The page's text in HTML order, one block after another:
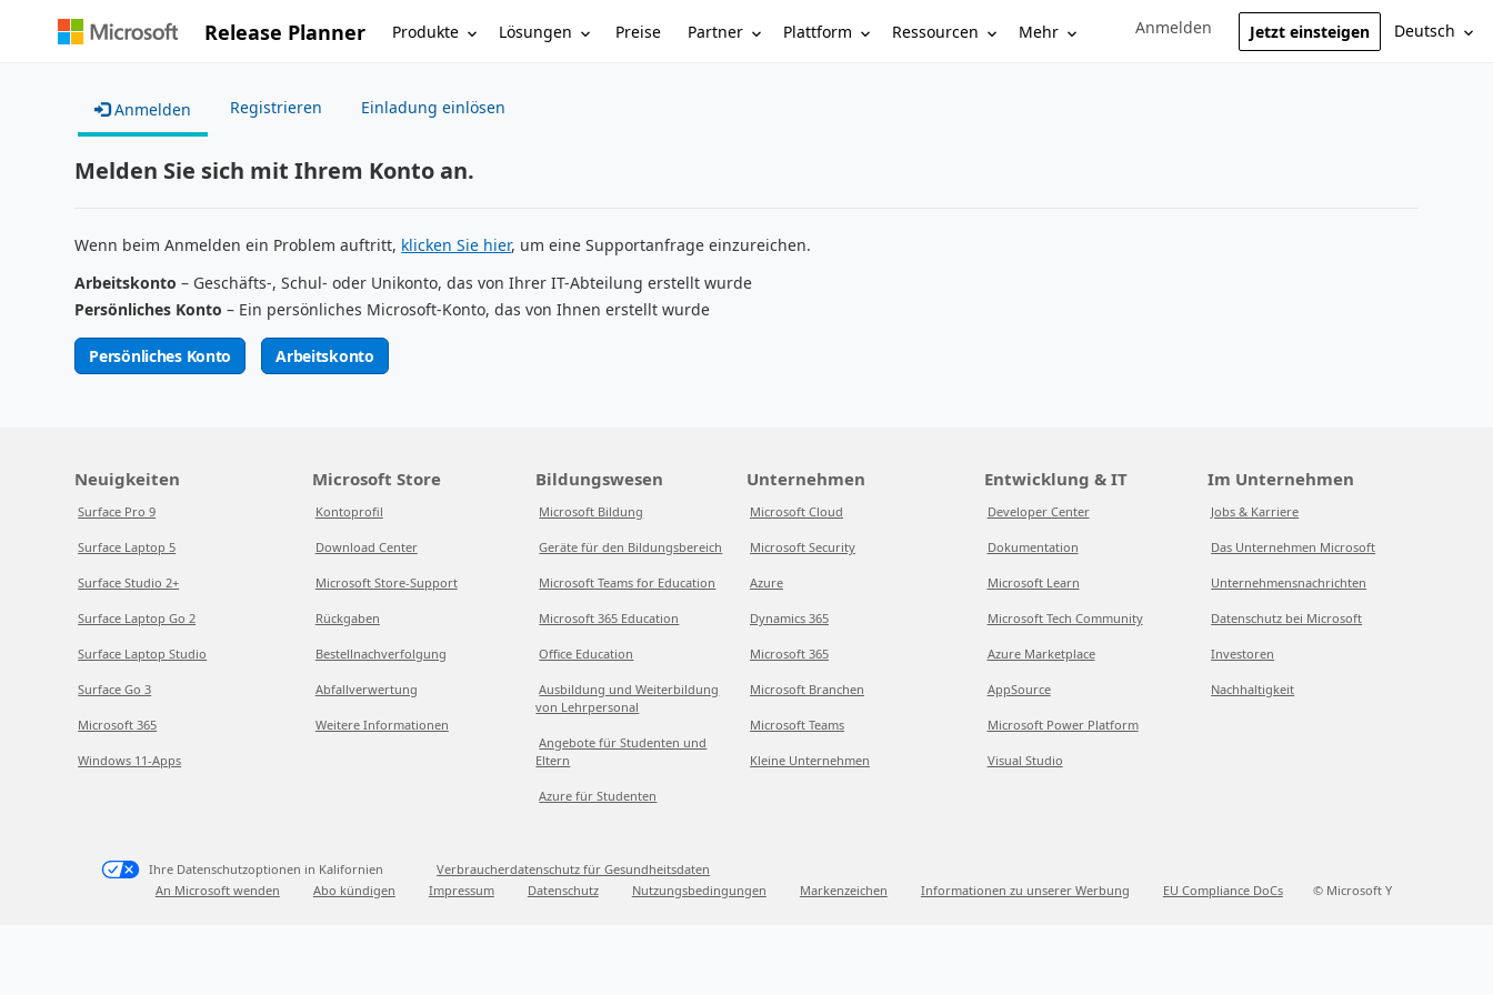
Release Planner Produkte Lösungen Preise Partner Plattform Ressourcen Mehr Sign in to your account
Anmelden Jetzt einsteigen Deutsch
Anmelden Registrieren Einladung einlösen
Melden Sie sich mit Ihrem Konto an.
Wenn beim Anmelden ein Problem auftritt, klicken Sie hier, um eine Supportanfrage einzureichen.
Arbeitskonto – Geschäfts-, Schul- oder Unikonto, das von Ihrer IT-Abteilung erstellt wurde
Persönliches Konto – Ein persönliches Microsoft-Konto, das von Ihnen erstellt wurde
Persönliches Konto Arbeitskonto
Neuigkeiten
Surface Pro 9
Surface Laptop 5
Surface Studio 2+
Surface Laptop Go 2
Surface Laptop Studio
Surface Go 3
Microsoft 365
Windows 11-Apps
Microsoft Store
Kontoprofil
Download Center
Microsoft Store-Support
Rückgaben
Bestellnachverfolgung
Abfallverwertung
Weitere Informationen
Bildungswesen
Microsoft Bildung
Geräte für den Bildungsbereich
Microsoft Teams for Education
Microsoft 365 Education
Office Education
Ausbildung und Weiterbildung
von Lehrpersonal
Angebote für Studenten und
Eltern
Azure für Studenten
Unternehmen
Microsoft Cloud
Microsoft Security
Azure
Dynamics 365
Microsoft 365
Microsoft Branchen
Microsoft Teams
Kleine Unternehmen
Entwicklung & IT
Developer Center
Dokumentation
Microsoft Learn
Microsoft Tech Community
Azure Marketplace
AppSource
Microsoft Power Platform
Visual Studio
Im Unternehmen
Jobs & Karriere
Das Unternehmen Microsoft
Unternehmensnachrichten
Datenschutz bei Microsoft
Investoren
Nachhaltigkeit
Ihre Datenschutzoptionen in Kalifornien
Verbraucherdatenschutz für Gesundheitsdaten
An Microsoft wenden
Abo kündigen Impressum Datenschutz Nutzungsbedingungen Markenzeichen Informationen zu unserer Werbung EU Compliance DoCs © Microsoft Y